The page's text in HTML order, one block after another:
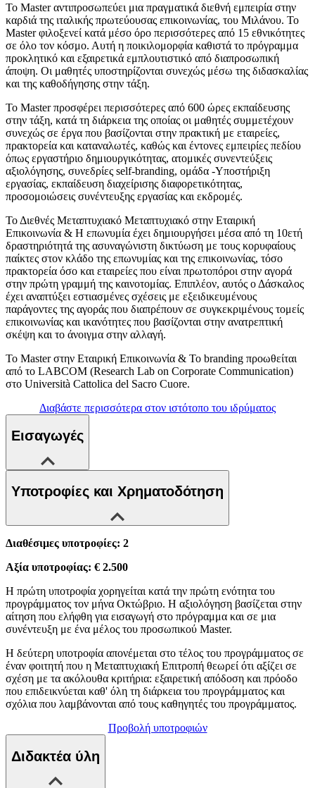
Το Master αντιπροσωπεύει μια πραγματικά διεθνή εμπειρία στην
καρδιά της ιταλικής πρωτεύουσας επικοινωνίας, του Μιλάνου. Το
Master φιλοξενεί κατά μέσο όρο περισσότερες από 15 εθνικότητες
σε όλο τον κόσμο. Αυτή η ποικιλομορφία καθιστά το πρόγραμμα
προκλητικό και εξαιρετικά εμπλουτιστικό από διαπροσωπική
άποψη. Οι μαθητές υποστηρίζονται συνεχώς μέσω της διδασκαλίας
και της καθοδήγησης στην τάξη.
Το Master προσφέρει περισσότερες από 600 ώρες εκπαίδευσης
στην τάξη, κατά τη διάρκεια της οποίας οι μαθητές συμμετέχουν
συνεχώς σε έργα που βασίζονται στην πρακτική με εταιρείες,
πρακτορεία και καταναλωτές, καθώς και έντονες εμπειρίες πεδίου
όπως εργαστήριο δημιουργικότητας, ατομικές συνεντεύξεις
αξιολόγησης, συνεδρίες self-branding, ομάδα -Υποστήριξη
εργασίας, εκπαίδευση διαχείρισης διαφορετικότητας,
προσομοιώσεις συνέντευξης εργασίας και εκδρομές.
Το Διεθνές Μεταπτυχιακό Μεταπτυχιακό στην Εταιρική
Επικοινωνία & Η επωνυμία έχει δημιουργήσει μέσα από τη 10ετή
δραστηριότητά της ασυναγώνιστη δικτύωση με τους κορυφαίους
παίκτες στον κλάδο της επωνυμίας και της επικοινωνίας, τόσο
πρακτορεία όσο και εταιρείες που είναι πρωτοπόροι στην αγορά
στην πρώτη γραμμή της καινοτομίας. Επιπλέον, αυτός ο Δάσκαλος
έχει αναπτύξει εστιασμένες σχέσεις με εξειδικευμένους
παράγοντες της αγοράς που διαπρέπουν σε συγκεκριμένους τομείς
επικοινωνίας και ικανότητες που βασίζονται στην ανατρεπτική
σκέψη και το άνοιγμα στην αλλαγή.
Το Master στην Εταιρική Επικοινωνία & Το branding προωθείται
από το LABCOM (Research Lab on Corporate Communication)
στο Università Cattolica del Sacro Cuore.
Διαβάστε περισσότερα στον ιστότοπο του ιδρύματος
Εισαγωγές
Υποτροφίες και Χρηματοδότηση
Διαθέσιμες υποτροφίες: 2
Αξία υποτροφίας: € 2.500
Η πρώτη υποτροφία χορηγείται κατά την πρώτη ενότητα του
προγράμματος τον μήνα Οκτώβριο. Η αξιολόγηση βασίζεται στην
αίτηση που ελήφθη για εισαγωγή στο πρόγραμμα και σε μια
συνέντευξη με ένα μέλος του προσωπικού Master.
Η δεύτερη υποτροφία απονέμεται στο τέλος του προγράμματος σε
έναν φοιτητή που η Μεταπτυχιακή Επιτροπή θεωρεί ότι αξίζει σε
σχέση με τα ακόλουθα κριτήρια: εξαιρετική απόδοση και πρόοδο
που επιδεικνύεται καθ' όλη τη διάρκεια του προγράμματος και
σχόλια που λαμβάνονται από τους καθηγητές του προγράμματος.
Προβολή υποτροφιών
Διδακτέα ύλη